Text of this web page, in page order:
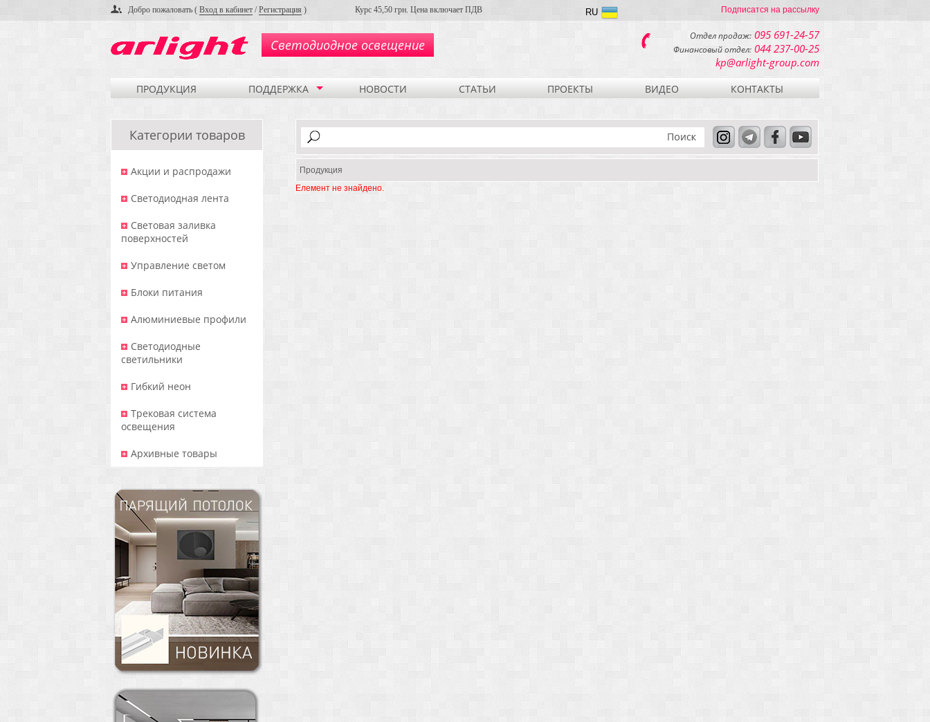
Добро пожаловать ( Вход в кабинет /Регистрация ) Курс 45,50 грн. Цена включает ПДВ Подписатся на рассылку
RU
Светодиодное освещение
Отдел продаж: 095 691-24-57
Финансовый отдел: 044 237-00-25
kp@arlight-group.com
ПРОДУКЦИЯ ПОДДЕРЖКА НОВОСТИ СТАТЬИ ПРОЕКТЫ ВИДЕО КОНТАКТЫ
Категории товаров
Акции и распродажи
Светодиодная лента
Световая заливка
поверхностей
Управление светом
Блоки питания
Алюминиевые профили
Светодиодные
светильники
Гибкий неон
Трековая система
освещения
Архивные товары
Продукция
Елемент не знайдено.